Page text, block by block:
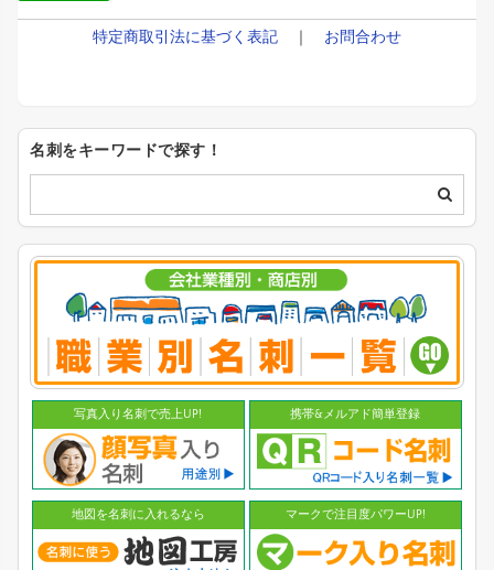
特定商取引法に基づく表記 お問合わせ
名刺をキーワードで探す！
写真入り名刺で売上UP! 携帯&メルアド簡単登録
地図を名刺に入れるなら マークで注目度パワーUP!